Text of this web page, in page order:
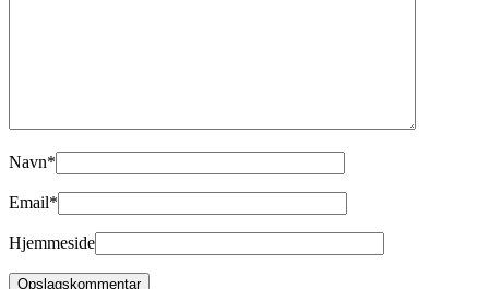
Navn*
Email*
Hjemmeside